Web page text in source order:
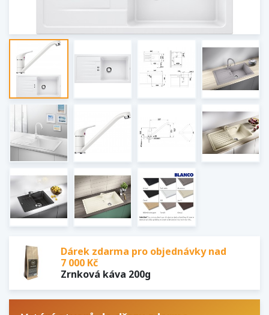
Dárek zdarma pro objednávky nad
7 000 Kč
Zrnková káva 200g